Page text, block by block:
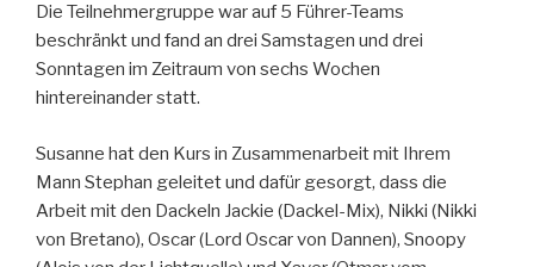
Die Teilnehmergruppe war auf 5 Führer-Teams
beschränkt und fand an drei Samstagen und drei
Sonntagen im Zeitraum von sechs Wochen
hintereinander statt.
Susanne hat den Kurs in Zusammenarbeit mit Ihrem
Mann Stephan geleitet und dafür gesorgt, dass die
Arbeit mit den Dackeln Jackie (Dackel-Mix), Nikki (Nikki
von Bretano), Oscar (Lord Oscar von Dannen), Snoopy